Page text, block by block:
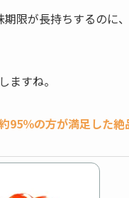
限が長持ちするのに
ますね。
95％の方が満足した